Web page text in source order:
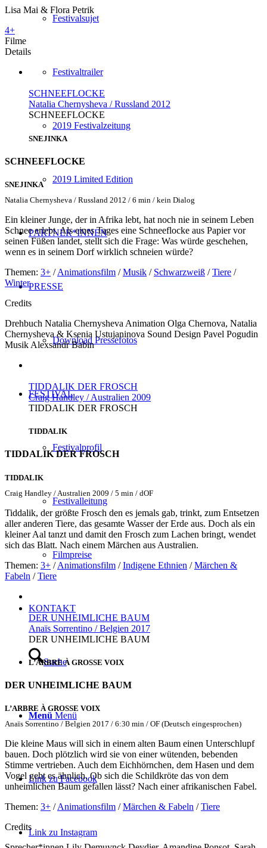
Festivalsujet
Festivaltrailer
2019 Festivalzeitung
2019 Limited Edition
PARTNER*INNEN
PRESSE
Download Pressefotos
FESTIVAL
Festivalprofil
Festivalleitung
Filmpreise
KONTAKT
Suche
Menü Menü
Link zu Facebook
Link zu Instagram
Lisa Mai & Flora Petrik
4+
Filme
Details
SCHNEEFLOCKE
Natalia Chernysheva / Russland 2012
SCHNEEFLOCKE
SNEJINKA
SCHNEEFLOCKE
SNEJINKA
Natalia Chernysheva / Russland 2012 / 6 min / kein Dialog
Ein kleiner Junge, der in Afrika lebt, hat noch nie in seinem Leben
Schnee erlebt. Als eines Tages eine Schneeflocke aus Papier vor
seinen Füßen landet, stellt sich die Frage: Was würde geschehen,
wenn es in seinem Dorf wirklich schneien würde?
Themen: 3+ /Animationsfilm /Musik / Schwarzweiß /Tiere /
Winter
Credits
Drehbuch Natalia Chernysheva Animation Olga Chernova, Natalia
Chernysheva & Ksenia Ustujaninova Sound Design Pavel Pogudin
Musik Alexsandr Babin
TIDDALIK DER FROSCH
Craig Handley / Australien 2009
TIDDALIK DER FROSCH
TIDDALIK
TIDDALIK DER FROSCH
TIDDALIK
Craig Handley / Australien 2009 / 5 min / dOF
Tiddalik, der größte Frosch den es jemals gab, trinkt, zum Entsetzen
aller anderen Tiere, das gesamte Wasser der Erde aus. Doch als ein
kleiner Aal tanzt und damit den Frosch zum Lachen bringt, wendet
sich das Blatt. Nach einem Märchen aus Australien.
Themen: 3+ /Animationsfilm /Indigene Ethnien /Märchen &
Fabeln /Tiere
DER UNHEIMLICHE BAUM
Anaïs Sorrentino / Belgien 2017
DER UNHEIMLICHE BAUM
L’ARBRE À GROSSE VOIX
DER UNHEIMLICHE BAUM
L’ARBRE À GROSSE VOIX
Anaïs Sorrentino / Belgien 2017 / 6:30 min / OF (Deutsch eingesprochen)
Die kleine Maus will sich in einem alten Baum einen Unterschlupf
bauen. Doch plötzlich wird sie von einer wütenden, bebenden
Stimme vertrieben. Auch dem Eichhörnchen, dem Hasen und dem
Vogel geht es ähnlich. Ob sich die Schildkröte das von dem
unheimlichen Baum gefallen lässt? Nach einer afrikanischen Fabel.
Themen: 3+ /Animationsfilm /Märchen & Fabeln /Tiere
Credits